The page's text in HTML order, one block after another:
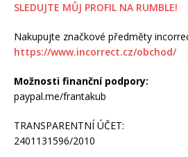
SLEDUJTE MŮJ PROFIL NA RUMBLE!
Nakupujte značkové předměty
https://www.incorrect.cz/obchod/
Možnosti finanční podpory:
paypal.me/frantakub
TRANSPARENTNÍ ÚČET:
2401131596/2010